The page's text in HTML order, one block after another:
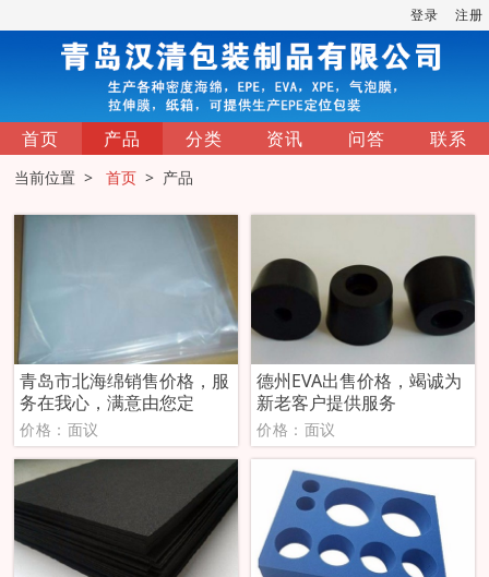
登录 注册
首页 产品 分类 资讯 问答 联系
当前位置 >首页 > 产品
青岛市北海绵销售价格，服
务在我心，满意由您定
价格：面议
德州EVA出售价格，竭诚为
新老客户提供服务
价格：面议